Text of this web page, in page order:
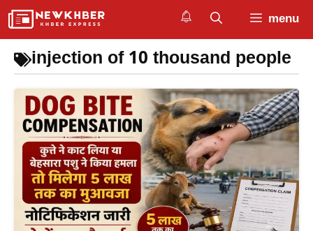
Skip
content
menu
injection of 10 thousand people